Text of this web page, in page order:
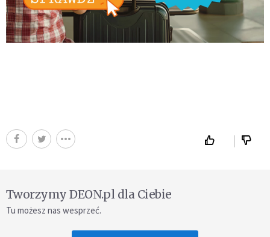
Tworzymy DEON.pl dla Ciebie
Tu możesz nas wesprzeć.